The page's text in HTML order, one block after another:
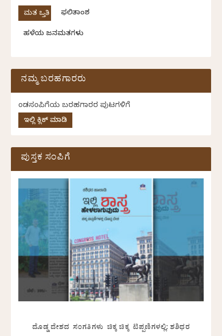
ಫಲಿತಾಂಶ
ಹಳೆಯ ಜನಮತಗಳು
ನಮ್ಮ ಬರಹಗಾರರು
ಕೆಂಡಸಂಪಿಗೆಯ ಬರಹಗಾರರ ಪುಟಗಳಿಗೆ
ಇಲ್ಲಿ ಕ್ಲಿಕ್ ಮಾಡಿ
ಪುಸ್ತಕ ಸಂಪಿಗೆ
ದೊಡ್ಡ ದೇಶದ ಸಂಗತಿಗಳು ಚಿಕ್ಕ ಚಿಕ್ಕ ಟಿಪ್ಪಣಿಗಳಲ್ಲಿ: ಶಶಿಧರ